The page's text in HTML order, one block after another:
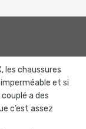
les chaussures
et si
a des
c’est assez